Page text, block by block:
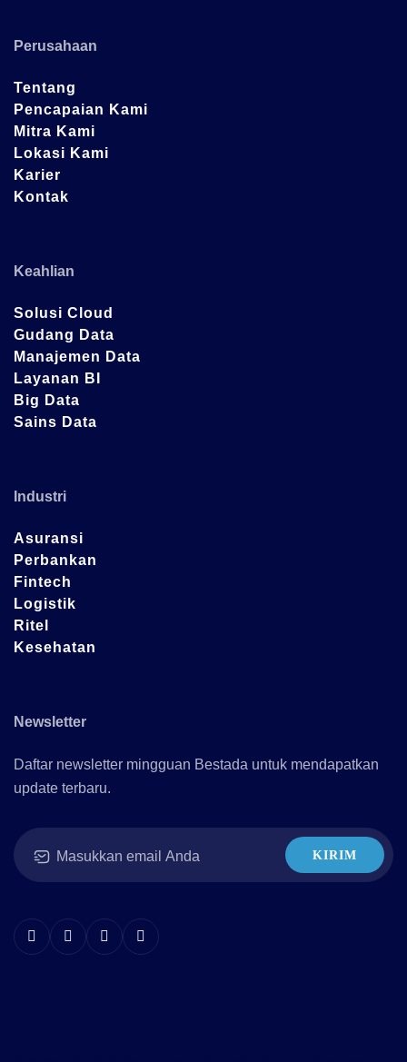
Perusahaan
Tentang
Pencapaian Kami
Mitra Kami
Lokasi Kami
Karier
Kontak
Keahlian
Solusi Cloud
Gudang Data
Manajemen Data
Layanan BI
Big Data
Sains Data
Industri
Asuransi
Perbankan
Fintech
Logistik
Ritel
Kesehatan
Newsletter
Daftar newsletter mingguan Bestada untuk mendapatkan
update terbaru.
KIRIM